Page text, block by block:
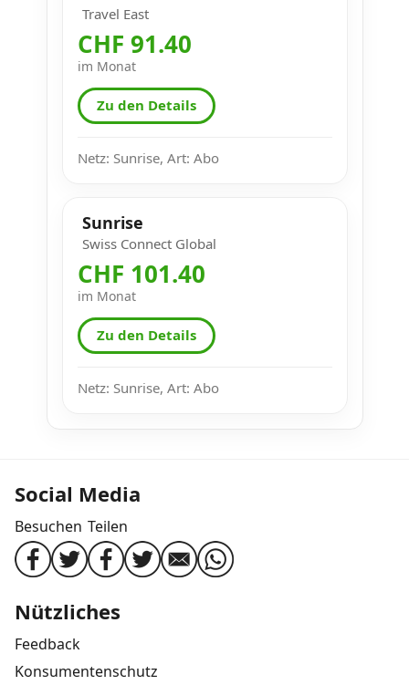
Travel East
CHF 91.40
im Monat
Zu den Details
Netz: Sunrise, Art: Abo
Sunrise
Swiss Connect Global
CHF 101.40
im Monat
Zu den Details
Netz: Sunrise, Art: Abo
Social Media
Besuchen Teilen
Nützliches
Feedback
Konsumentenschutz